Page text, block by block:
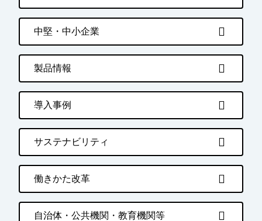
中堅・中小企業
製品情報
導入事例
サステナビリティ
働きかた改革
自治体・公共機関・教育機関等